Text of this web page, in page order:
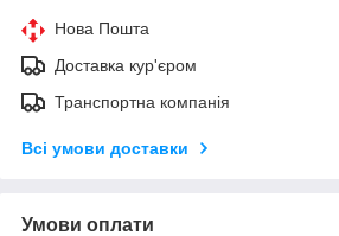
Нова Пошта
Доставка кур'єром
Транспортна компанія
Всі умови доставки
Умови оплати